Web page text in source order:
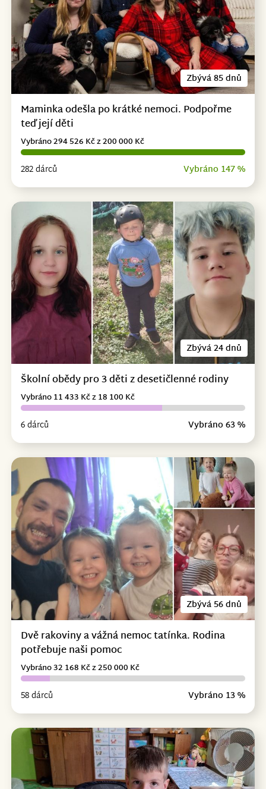
Zbývá 85 dnů
Maminka odešla po krátké nemoci. Podpořme
teď její děti
282 dárců Vybráno 147 %
Vybráno 294 526 Kč z 200 000 Kč
Zbývá 24 dnů
Školní obědy pro 3 děti z desetičlenné rodiny
6 dárců Vybráno 63 %
Vybráno 11 433 Kč z 18 100 Kč
Zbývá 56 dnů
Dvě rakoviny a vážná nemoc tatínka. Rodina
potřebuje naši pomoc
58 dárců Vybráno 13 %
Vybráno 32 168 Kč z 250 000 Kč